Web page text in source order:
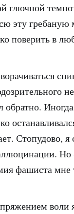
глючной
эту гребаную
поверить в
обратно.
Стопудово,
Но
фашиста мне
воли